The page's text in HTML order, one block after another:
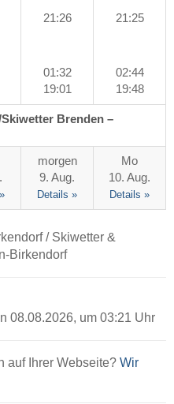
21:26 21:25
01:32
19:01
02:44
19:48
Brenden –
morgen
9. Aug.
Details »
Mo
10. Aug.
Details »
/ Skiwetter &
Birkendorf
08.08.2026, um 03:21 Uhr
auf Ihrer Webseite? Wir